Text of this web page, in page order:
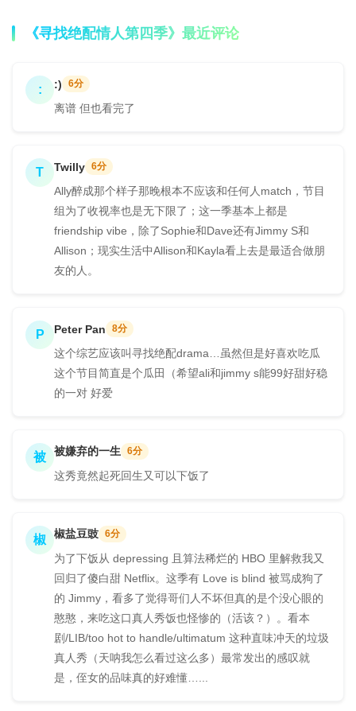
《寻找绝配情人第四季》最近评论
: :) 6分
离谱 但也看完了
T Twilly 6分
Ally醉成那个样子那晚根本不应该和任何人match，节目
组为了收视率也是无下限了；这一季基本上都是
friendship vibe，除了Sophie和Dave还有Jimmy S和
Allison；现实生活中Allison和Kayla看上去是最适合做朋
友的人。
P Peter Pan 8分
这个综艺应该叫寻找绝配drama…虽然但是好喜欢吃瓜
这个节目简直是个瓜田（希望ali和jimmy s能99好甜好稳
的一对 好爱
被 被嫌弃的一生 6分
这秀竟然起死回生又可以下饭了
椒 椒盐豆豉 6分
为了下饭从 depressing 且算法稀烂的 HBO 里解救我又
回归了傻白甜 Netflix。这季有 Love is blind 被骂成狗了
的 Jimmy，看多了觉得哥们人不坏但真的是个没心眼的
憨憨，来吃这口真人秀饭也怪惨的（活该？）。看本
剧/LIB/too hot to handle/ultimatum 这种直味冲天的垃圾
真人秀（天呐我怎么看过这么多）最常发出的感叹就
是，侄女的品味真的好难懂…...